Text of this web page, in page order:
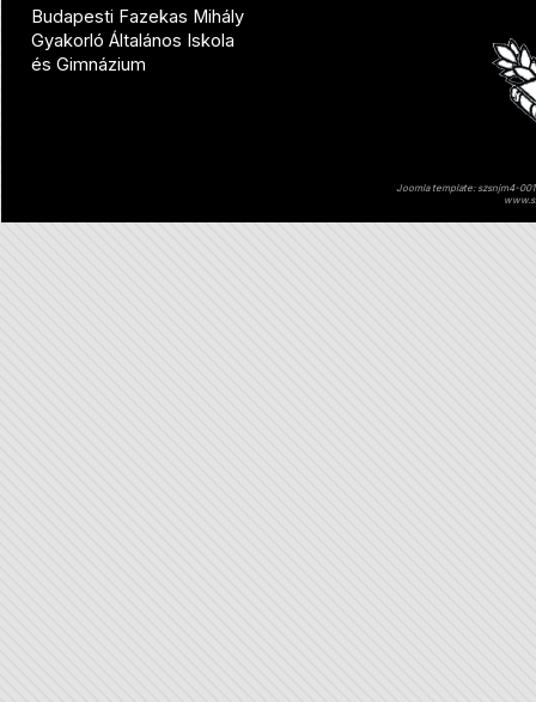
Budapesti Fazekas Mihály
Gyakorló Általános Iskola
és Gimnázium
Joomla template: szsnjm4-